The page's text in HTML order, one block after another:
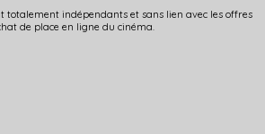
totalement indépendants et sans lien avec les offres
de place en ligne du cinéma.